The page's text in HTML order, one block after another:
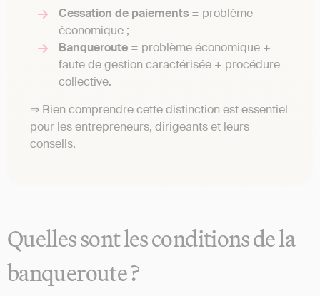
Cessation de paiements = problème
économique ;
Banqueroute = problème économique +
faute de gestion caractérisée + procédure
collective.
⇒ Bien comprendre cette distinction est essentiel
pour les entrepreneurs, dirigeants et leurs
conseils.
Quelles sont les conditions de la
banqueroute ?